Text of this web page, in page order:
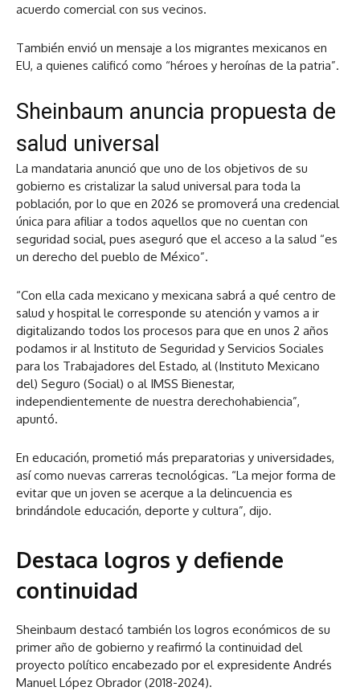
acuerdo comercial con sus vecinos.
También envió un mensaje a los migrantes mexicanos en
EU, a quienes calificó como “héroes y heroínas de la patria”.
Sheinbaum anuncia propuesta de
salud universal
La mandataria anunció que uno de los objetivos de su
gobierno es cristalizar la salud universal para toda la
población, por lo que en 2026 se promoverá una credencial
única para afiliar a todos aquellos que no cuentan con
seguridad social, pues aseguró que el acceso a la salud “es
un derecho del pueblo de México”.
“Con ella cada mexicano y mexicana sabrá a qué centro de
salud y hospital le corresponde su atención y vamos a ir
digitalizando todos los procesos para que en unos 2 años
podamos ir al Instituto de Seguridad y Servicios Sociales
para los Trabajadores del Estado, al (Instituto Mexicano
del) Seguro (Social) o al IMSS Bienestar,
independientemente de nuestra derechohabiencia”,
apuntó.
En educación, prometió más preparatorias y universidades,
así como nuevas carreras tecnológicas. “La mejor forma de
evitar que un joven se acerque a la delincuencia es
brindándole educación, deporte y cultura”, dijo.
Destaca logros y defiende
continuidad
Sheinbaum destacó también los logros económicos de su
primer año de gobierno y reafirmó la continuidad del
proyecto político encabezado por el expresidente Andrés
Manuel López Obrador (2018-2024).